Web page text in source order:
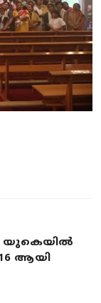
യുകെയിൽ
16 ആയി